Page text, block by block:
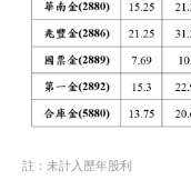
註：未計入歷年股利